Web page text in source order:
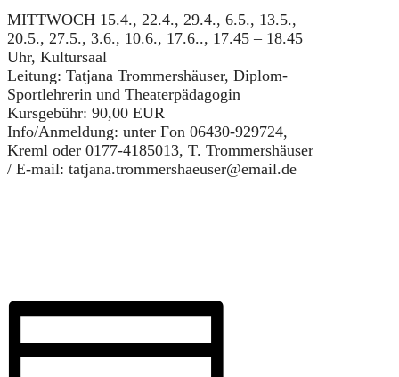
MITTWOCH 15.4., 22.4., 29.4., 6.5., 13.5.,
20.5., 27.5., 3.6., 10.6., 17.6.., 17.45 – 18.45
Uhr, Kultursaal
Leitung: Tatjana Trommershäuser, Diplom-
Sportlehrerin und Theaterpädagogin
Kursgebühr: 90,00 EUR
Info/Anmeldung: unter Fon 06430-929724,
Kreml oder 0177-4185013, T. Trommershäuser
/ E-mail: tatjana.trommershaeuser@email.de